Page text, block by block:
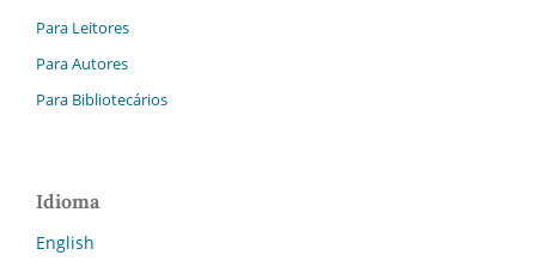
Para Leitores
Para Autores
Para Bibliotecários
Idioma
English